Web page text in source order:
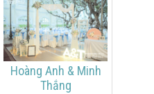
Hoàng Anh & Minh
Thắng